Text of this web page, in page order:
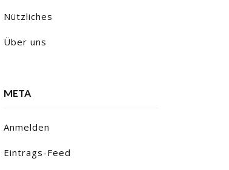
Nützliches
Über uns
META
Anmelden
Eintrags-Feed